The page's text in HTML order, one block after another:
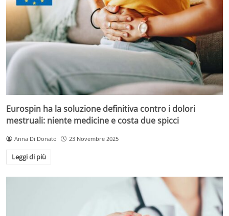
Eurospin ha la soluzione definitiva contro i dolori
mestruali: niente medicine e costa due spicci
Anna Di Donato 23 Novembre 2025
Leggi di più